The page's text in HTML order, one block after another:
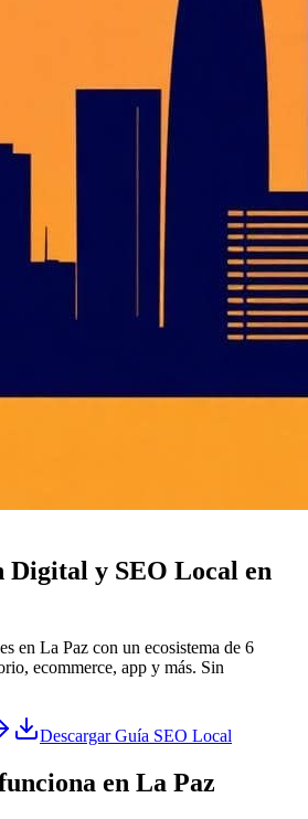
Digital y SEO Local en
en La Paz con un ecosistema de 6
ecommerce, app y más. Sin
Descargar Guía SEO Local
en La Paz